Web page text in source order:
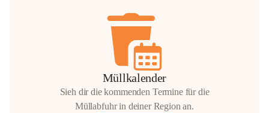
Müllkalender
Sieh dir die kommenden Termine für die
Müllabfuhr in deiner Region an.